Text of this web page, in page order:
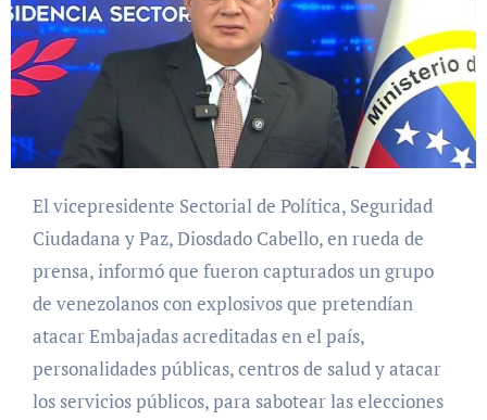
El vicepresidente Sectorial de Política, Seguridad
Ciudadana y Paz, Diosdado Cabello, en rueda de
prensa, informó que fueron capturados un grupo
de venezolanos con explosivos que pretendían
atacar Embajadas acreditadas en el país,
personalidades públicas, centros de salud y atacar
los servicios públicos, para sabotear las elecciones